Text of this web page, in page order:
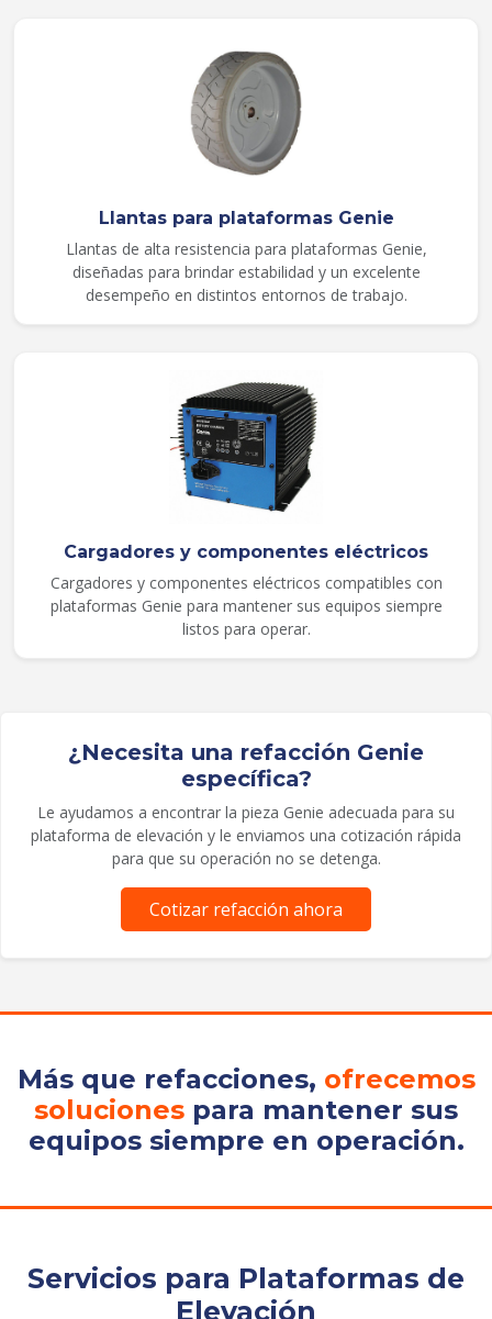
Llantas para plataformas Genie
Llantas de alta resistencia para plataformas Genie,
diseñadas para brindar estabilidad y un excelente
desempeño en distintos entornos de trabajo.
Cargadores y componentes eléctricos
Cargadores y componentes eléctricos compatibles con
plataformas Genie para mantener sus equipos siempre
listos para operar.
¿Necesita una refacción Genie
específica?
Le ayudamos a encontrar la pieza Genie adecuada para su
plataforma de elevación y le enviamos una cotización rápida
para que su operación no se detenga.
Cotizar refacción ahora
Más que refacciones, ofrecemos
soluciones para mantener sus
equipos siempre en operación.
Servicios para Plataformas de
Elevación